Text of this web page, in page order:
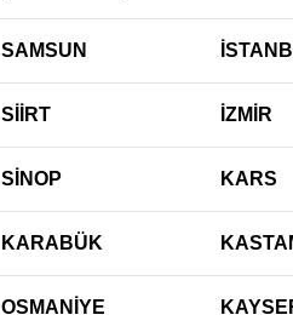
SAMSUN
SİİRT İZMİR
SİNOP KARS
KARABÜK
OSMANİYE